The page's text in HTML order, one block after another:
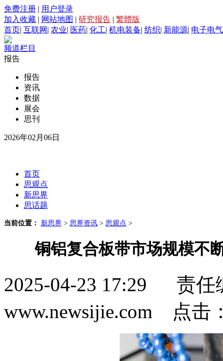
免费注册 | 用户登录
加入收藏 | 网站地图 | 研究报告 | 繁體版
首页| 互联网 | 农业| 医药| 化工| 机电装备| 纺织| 新能源| 电子电气
频道栏目
报告
报告
资讯
数据
展会
思刊
2026年02月06日
首页
思观点
新思界
思话题
当前位置： 新思界 > 思界资讯 > 思观点 >
铜铝复合板带市场规模不
2025-04-23 17:29 责
www.newsijie.com 点击